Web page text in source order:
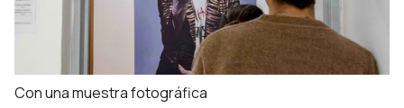
Con una muestra fotográfica